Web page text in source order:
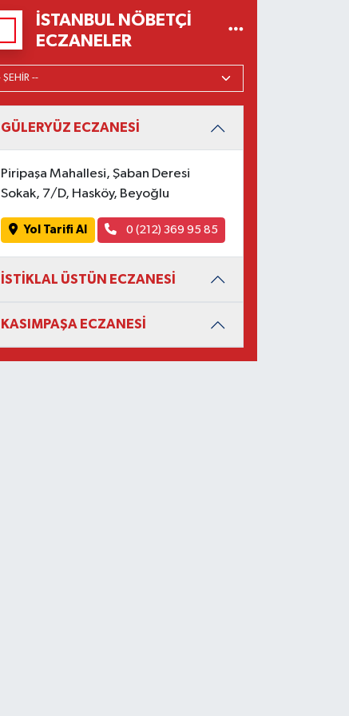
İSTANBUL NÖBETÇI
ECZANELER
GÜLERYÜZ ECZANESİ
Piripaşa Mahallesi, Şaban Deresi
Sokak, 7/D, Hasköy, Beyoğlu
Yol Tarifi Al 0 (212) 369 95 85
İSTİKLAL ÜSTÜN ECZANESİ
KASIMPAŞA ECZANESİ